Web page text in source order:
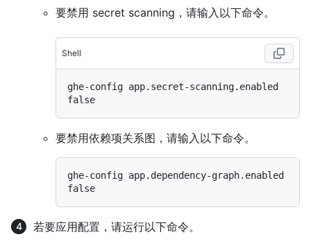
要禁用 secret scanning，请输入以下命令。
Shell
ghe-config app.secret-scanning.enabled
要禁用依赖项关系图，请输入以下命令。
ghe-config app.dependency-graph.enabled
若要应用配置，请运行以下命令。